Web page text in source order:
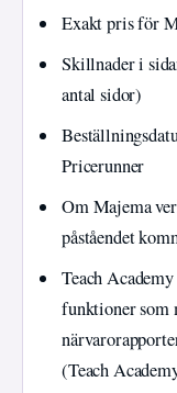
Exakt pris för
Skillnader i
antal sidor)
Pricerunner
Om Majema
påståendet
Teach
funktioner som
(Teach